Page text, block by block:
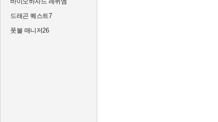
드래곤 퀘스트7
풋볼 매니저26